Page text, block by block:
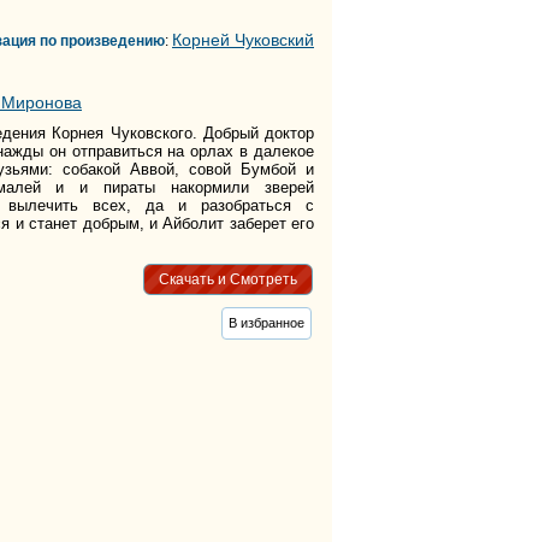
по произведению: Корней Чуковский
Корнея Чуковского. Добрый доктор
он отправиться на орлах в далекое
собакой Аввой, совой Бумбой и
и и пираты накормили зверей
вылечить всех, да и разобраться с
и станет добрым, и Айболит заберет его
Скачать и Смотреть
В избранное